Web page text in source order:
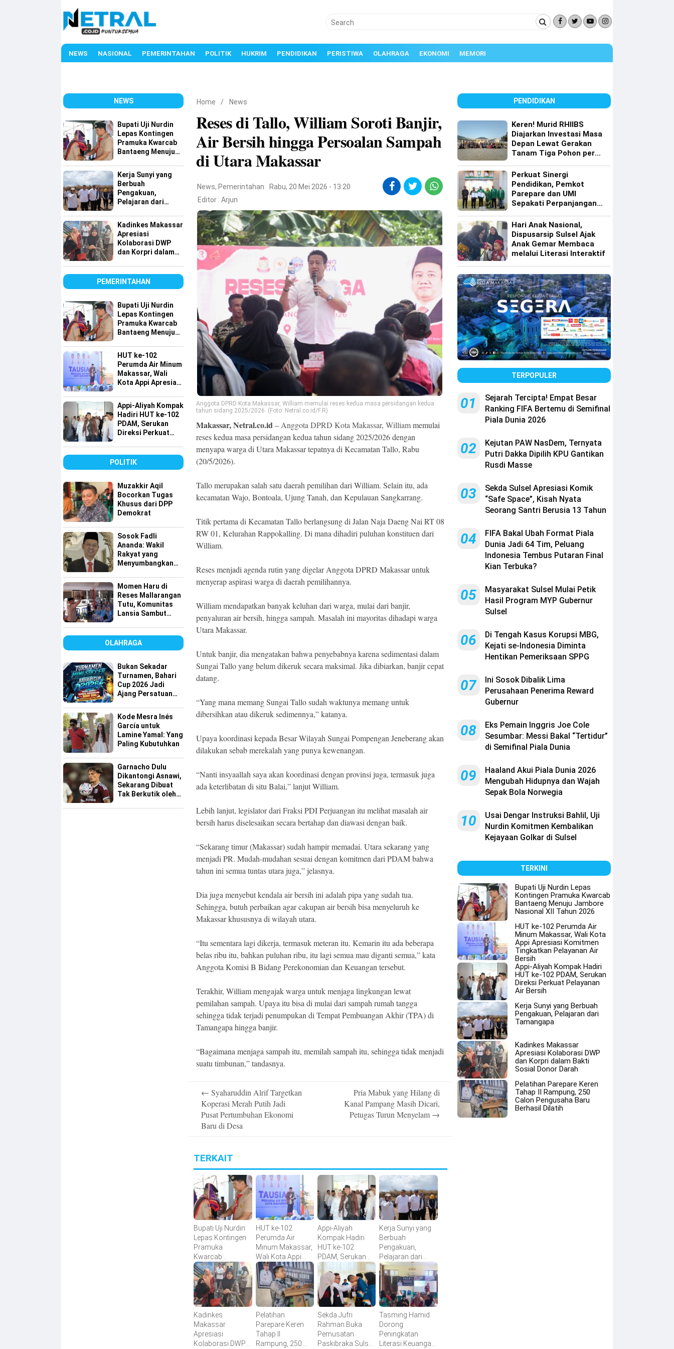
NEWS NASIONAL PEMERINTAHAN POLITIK HUKRIM PENDIDIKAN PERISTIWA OLAHRAGA EKONOMI MEMORI
NEWS
Bupati Uji Nurdin
Lepas Kontingen
Pramuka Kwarcab
Bantaeng Menuju
Kerja Sunyi yang
Berbuah
Pengakuan,
Pelajaran dari
Kadinkes Makassar
Apresiasi
Kolaborasi DWP
dan Korpri dalam
PEMERINTAHAN
Bupati Uji Nurdin
Lepas Kontingen
Pramuka Kwarcab
Bantaeng Menuju
HUT ke-102
Perumda Air Minum
Makassar, Wali
Kota Appi Apresiasi
Pelayanan Air
Bersih
Appi-Aliyah Kompak
Hadiri HUT ke-102
PDAM, Serukan
Direksi Perkuat
POLITIK
Muzakkir Aqil
Bocorkan Tugas
Khusus dari DPP
Demokrat
Sosok Fadli
Ananda: Wakil
Rakyat yang
Menyumbangkan
Kurang Mampu
Momen Haru di
Reses Mallarangan
Tutu, Komunitas
Lansia Sambut
OLAHRAGA
Bukan Sekadar
Turnamen, Bahari
Cup 2026 Jadi
Ajang Persatuan
Sinjai
Kode Mesra Inés
García untuk
Lamine Yamal: Yang
Paling Kubutuhkan
Garnacho Dulu
Dikantongi Asnawi,
Sekarang Dibuat
Tak Berkutik oleh
Home / News
Reses di Tallo, William Soroti Banjir,
Air Bersih hingga Persoalan Sampah
di Utara Makassar
News, Pemerintahan
Rabu, 20 Mei 2026 - 13:20
Editor :Arjun
Anggota DPRD Kota Makassar, William memulai reses kedua masa persidangan kedua
tahun sidang 2025/2026. (Foto: Netral.co.id/F.R)
Makassar, Netral.co.id–Anggota DPRD Kota Makassar,Williammemulai
reses kedua masa persidangan kedua tahun sidang 2025/2026 dengan
menyapa warga di Utara Makassar tepatnya di Kecamatan Tallo, Rabu
(20/5/2026).
Tallo merupakan salah satu daerah pemilihan dari William. Selain itu, ada
kecamatan Wajo, Bontoala, Ujung Tanah, dan Kepulauan Sangkarrang.
Titik pertama di Kecamatan Tallo berlangsung di Jalan Naja Daeng Nai RT 08
RW 01, Kelurahan Rappokalling. Di mana dihadiri puluhan konstituen dari
William.
Reses menjadi agenda rutin yang digelar Anggota DPRD Makassar untuk
menyerap aspirasi warga di daerah pemilihannya.
William mendapatkan banyak keluhan dari warga, mulai dari banjir,
penyaluran air bersih, hingga sampah. Masalah ini mayoritas dihadapi warga
Utara Makassar.
Untuk banjir, dia mengatakan bahwa penyebabnya karena sedimentasi dalam
Sungai Tallo yang belum dikeruk secara maksimal. Jika dibiarkan, banjir cepat
datang.
“Yang mana memang Sungai Tallo sudah waktunya memang untuk
dibersihkan atau dikeruk sedimennya,” katanya.
Upaya koordinasi kepada Besar Wilayah Sungai Pompengan Jeneberang akan
dilakukan sebab merekalah yang punya kewenangan.
“Nanti insyaallah saya akan koordinasi dengan provinsi juga, termasuk juga
ada keterlibatan di situ Balai,” lanjut William.
Lebih lanjut, legislator dari Fraksi PDI Perjuangan itu melihat masalah air
bersih harus diselesaikan secara bertahap dan diawasi dengan baik.
“Sekarang timur (Makassar) sudah hampir memadai. Utara sekarang yang
menjadi PR. Mudah-mudahan sesuai dengan komitmen dari PDAM bahwa
tahun ini semua tuntas utara juga,” jelasnya.
Dia juga menyebut kendala air bersih ini adalah pipa yang sudah tua.
Sehingga, butuh perbaikan agar cakupan air bersih bisa menyeluruh ke
Makassar khususnya di wilayah utara.
“Itu sementara lagi dikerja, termasuk meteran itu. Kemarin itu ada beberapa
belas ribu itu, bahkan puluhan ribu, itu lagi semua mau diganti semua,” kata
Anggota Komisi B Bidang Perekonomian dan Keuangan tersebut.
Terakhir, William mengajak warga untuk menjaga lingkungan lewat
pemilahan sampah. Upaya itu bisa di mulai dari sampah rumah tangga
sehingga tidak terjadi penumpukan di Tempat Pembuangan Akhir (TPA) di
Tamangapa hingga banjir.
“Bagaimana menjaga sampah itu, memilah sampah itu, sehingga tidak menjadi
suatu timbunan,” tandasnya.
navigation
← Syaharuddin Alrif Targetkan
Koperasi Merah Putih Jadi
Pusat Pertumbuhan Ekonomi
Baru di Desa
Pria Mabuk yang Hilang di
Kanal Pampang Masih Dicari,
Petugas Turun Menyelam →
TERKAIT
Bupati Uji Nurdin
Lepas Kontingen
Pramuka
Kwarcab
Bantaeng Menuju
Jambore
Nasional XII
Tahun 2026
HUT ke-102
Perumda Air
Minum Makassar,
Wali Kota Appi
Apresiasi
Komitmen
Tingkatkan
Pelayanan Air
Bersih
Appi-Aliyah
Kompak Hadiri
HUT ke-102
PDAM, Serukan
Direksi Perkuat
Pelayanan Air
Bersih
Kerja Sunyi yang
Berbuah
Pengakuan,
Pelajaran dari
Tamangapa
Kadinkes
Makassar
Apresiasi
Kolaborasi DWP
Pelatihan
Parepare Keren
Tahap II
Rampung, 250
Sekda Jufri
Rahman Buka
Pemusatan
Paskibraka Sulsel,
Tasming Hamid
Dorong
Peningkatan
Literasi Keuangan
PENDIDIKAN
Keren! Murid RHIIBS
Diajarkan Investasi Masa
Depan Lewat Gerakan
Tanam Tiga Pohon per
Perkuat Sinergi
Pendidikan, Pemkot
Parepare dan UMI
Sepakati Perpanjangan
Perguruan Tinggi
Hari Anak Nasional,
Dispusarsip Sulsel Ajak
Anak Gemar Membaca
melalui Literasi Interaktif
TERPOPULER
01
Sejarah Tercipta! Empat Besar
Ranking FIFA Bertemu di Semifinal
Piala Dunia 2026
02
Kejutan PAW NasDem, Ternyata
Putri Dakka Dipilih KPU Gantikan
Rusdi Masse
03
Sekda Sulsel Apresiasi Komik
“Safe Space”, Kisah Nyata
Seorang Santri Berusia 13 Tahun
04
FIFA Bakal Ubah Format Piala
Dunia Jadi 64 Tim, Peluang
Indonesia Tembus Putaran Final
Kian Terbuka?
05
Masyarakat Sulsel Mulai Petik
Hasil Program MYP Gubernur
Sulsel
06
Di Tengah Kasus Korupsi MBG,
Kejati se-Indonesia Diminta
Hentikan Pemeriksaan SPPG
07
Ini Sosok Dibalik Lima
Perusahaan Penerima Reward
Gubernur
08
Eks Pemain Inggris Joe Cole
Sesumbar: Messi Bakal “Tertidur”
di Semifinal Piala Dunia
09
Haaland Akui Piala Dunia 2026
Mengubah Hidupnya dan Wajah
Sepak Bola Norwegia
10
Usai Dengar Instruksi Bahlil, Uji
Nurdin Komitmen Kembalikan
Kejayaan Golkar di Sulsel
TERKINI
Bupati Uji Nurdin Lepas
Kontingen Pramuka Kwarcab
Bantaeng Menuju Jambore
Nasional XII Tahun 2026
HUT ke-102 Perumda Air
Minum Makassar, Wali Kota
Appi Apresiasi Komitmen
Tingkatkan Pelayanan Air
Bersih
Appi-Aliyah Kompak Hadiri
HUT ke-102 PDAM, Serukan
Direksi Perkuat Pelayanan
Air Bersih
Kerja Sunyi yang Berbuah
Pengakuan, Pelajaran dari
Tamangapa
Kadinkes Makassar
Apresiasi Kolaborasi DWP
dan Korpri dalam Bakti
Sosial Donor Darah
Pelatihan Parepare Keren
Tahap II Rampung, 250
Calon Pengusaha Baru
Berhasil Dilatih